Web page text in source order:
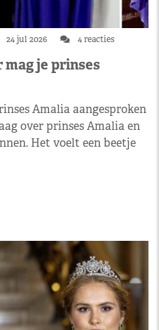
24 jul 2026 4 reacties
je prinses
Amalia aangesproken
over prinses Amalia en
Het voelt een beetje